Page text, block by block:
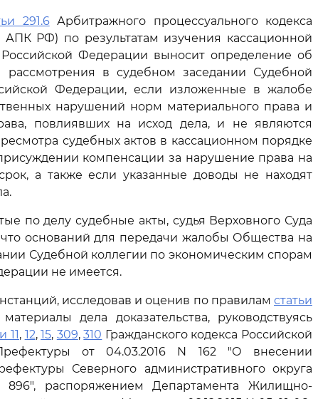
291.6Арбитражного процессуального кодекса
РФ) по результатам изучения кассационной
Федерации выносит определение об
в судебном заседании Судебной
Федерации, если изложенные в жалобе
нарушений норм материального права и
повлиявших на исход дела, и не являются
судебных актов в кассационном порядке
компенсации за нарушение права на
а также если указанные доводы не находят
по делу судебные акты, судья Верховного Суда
оснований для передачи жалобы Общества на
Судебной коллегии по экономическим спорам
не имеется.
исследовав и оценив по правилам статьи
дела доказательства, руководствуясь
11, 12,15, 309,310 Гражданского кодекса Российской
от 04.03.2016 N 162 "О внесении
Северного административного округа
896", распоряжением Департамента Жилищно-